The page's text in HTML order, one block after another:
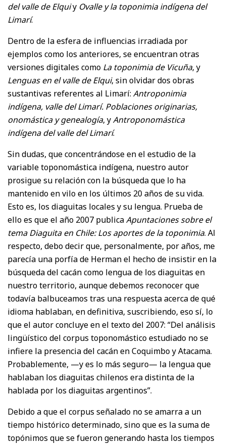
del valle de Elquiy Ovalle y la toponimia indígena del
Limarí.
Dentro de la esfera de influencias irradiada por
ejemplos como los anteriores, se encuentran otras
versiones digitales como La toponimia de Vicuña, y
Lenguas en el valle de Elqui, sin olvidar dos obras
sustantivas referentes al Limarí: Antroponimia
indígena, valle del Limarí. Poblaciones originarias,
onomástica y genealogía, yAntroponomástica
indígena del valle del Limarí.
Sin dudas, que concentrándose en el estudio de la
variable toponomástica indígena, nuestro autor
prosigue su relación con la búsqueda que lo ha
mantenido en vilo en los últimos 20 años de su vida.
Esto es, los diaguitas locales y su lengua. Prueba de
ello es que el año 2007 publicaApuntaciones sobre el
tema Diaguita en Chile: Los aportes de la toponimia. Al
respecto, debo decir que, personalmente, por años, me
parecía una porfía de Herman el hecho de insistir en la
búsqueda del cacán como lengua de los diaguitas en
nuestro territorio, aunque debemos reconocer que
todavía balbuceamos tras una respuesta acerca de qué
idioma hablaban, en definitiva, suscribiendo, eso sí, lo
que el autor concluye en el texto del 2007: “Del análisis
lingüístico del corpus toponomástico estudiado no se
infiere la presencia del cacán en Coquimbo y Atacama.
Probablemente, —y es lo más seguro— la lengua que
hablaban los diaguitas chilenos era distinta de la
hablada por los diaguitas argentinos”.
Debido a que el corpus señalado no se amarra a un
tiempo histórico determinado, sino que es la suma de
topónimos que se fueron generando hasta los tiempos